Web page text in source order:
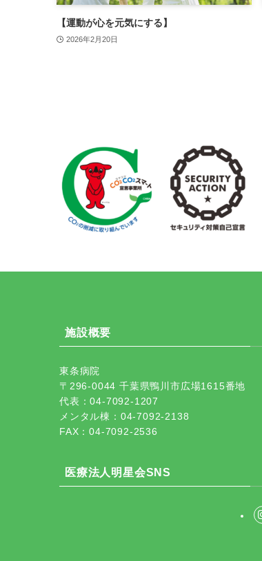
【運動が心を元気にする】
2026年2月20日
施設概要
東条病院
〒296-0044 千葉県鴨川市広場1615番地
代表：04-7092-1207
メンタル棟：04-7092-2138
FAX：04-7092-2536
医療法人明星会SNS